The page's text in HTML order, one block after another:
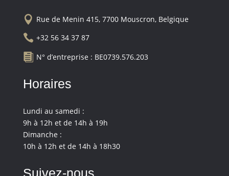
 Rue de Menin 415, 7700 Mouscron, Belgique
 +32 56 34 37 87
 N° d’entreprise : BE0739.576.203
Horaires
Lundi au samedi :
9h à 12h et de 14h à 19h
Dimanche :
10h à 12h et de 14h à 18h30